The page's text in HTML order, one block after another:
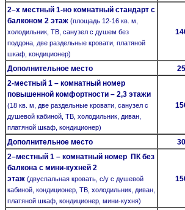
2–х местный 1-но комнатный стандарт с
балконом 2 этаж (площадь 12-16 кв. м,
холодильник, ТВ, санузел с душем без
поддона, две раздельные кровати, платяной
шкаф, кондиционер)
Дополнительное место
2-местный 1 – комнатный номер
повышенной комфортности – 2,3 этажи
(18 кв. м, две раздельные кровати, санузел с
душевой кабиной, ТВ, холодильник, диван,
платяной шкаф, кондиционер)
Дополнительное место
2–местный 1 – комнатный номер ПК без
балкона с мини-кухней 2
этаж (двуспальная кровать, с/у с душевой
кабиной, кондиционер, ТВ, холодильник, диван,
платяной шкаф, кондиционер, мини-кухня)